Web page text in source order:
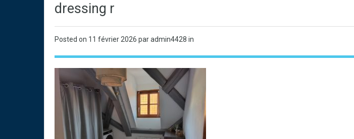
dressing r
Posted on 11 février 2026 par admin4428 in